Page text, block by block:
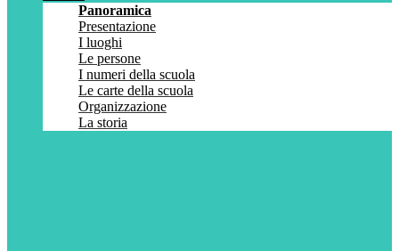
Panoramica
Presentazione
I luoghi
Le persone
I numeri della scuola
Le carte della scuola
Organizzazione
La storia